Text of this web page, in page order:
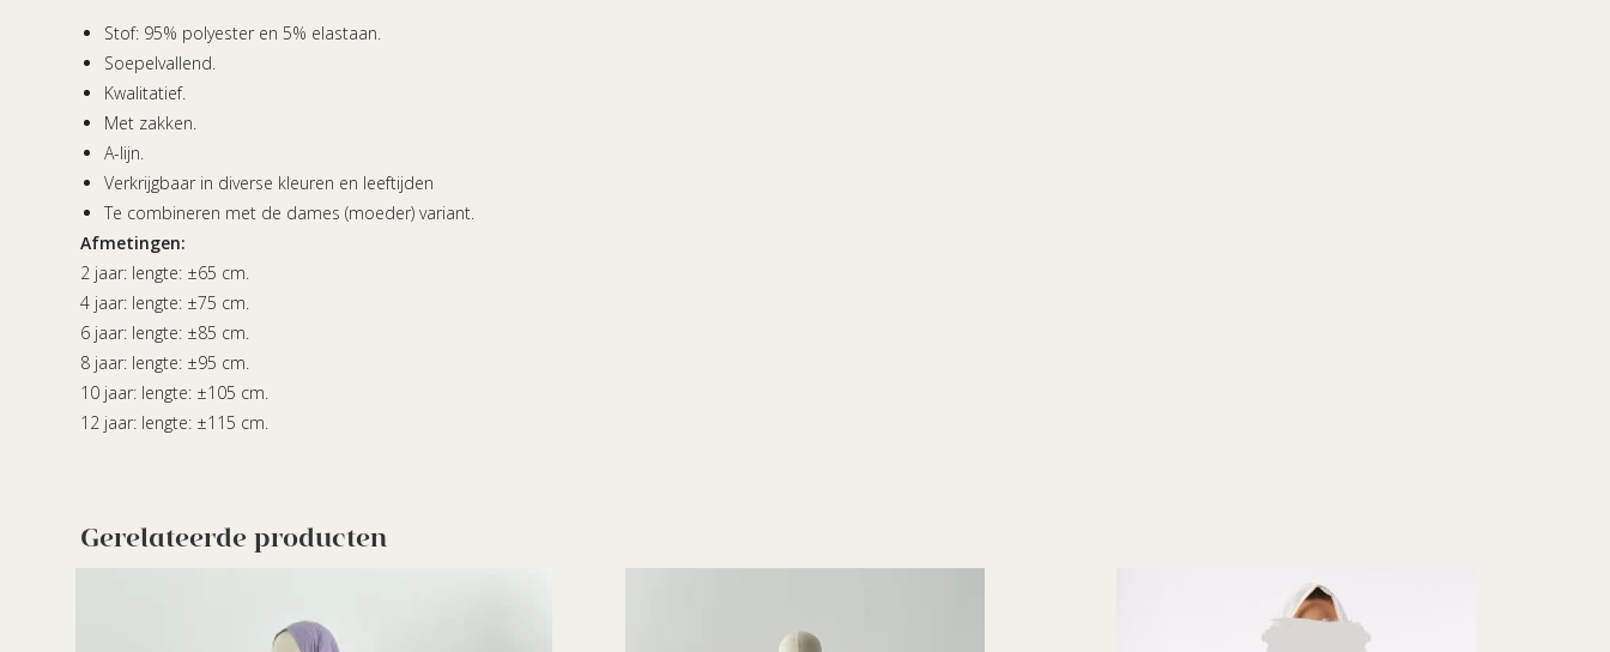
Stof: 95% polyester en 5% elastaan.
Soepelvallend.
Kwalitatief.
Met zakken.
A-lijn.
Verkrijgbaar in diverse kleuren en leeftijden
Te combineren met de dames (moeder) variant.
Afmetingen:
2 jaar: lengte: ±65 cm.
4 jaar: lengte: ±75 cm.
6 jaar: lengte: ±85 cm.
8 jaar: lengte: ±95 cm.
10 jaar: lengte: ±105 cm.
12 jaar: lengte: ±115 cm.
Gerelateerde producten